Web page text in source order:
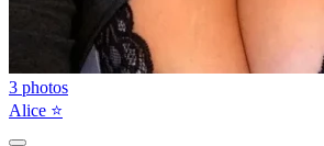
3 photos
Alice ⭐️